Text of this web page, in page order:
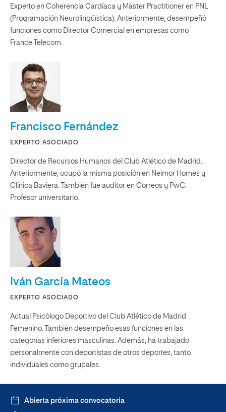
Experto en Coherencia Cardíaca y Máster Practitioner en PNL
(Programación Neurolingüística). Anteriormente, desempeñó
funciones como Director Comercial en empresas como
France Telecom.
Francisco Fernández
EXPERTO ASOCIADO
Director de Recursos Humanos del Club Atlético de Madrid.
Anteriormente, ocupó la misma posición en Neimor Homes y
Clínica Baviera. También fue auditor en Correos y PwC.
Profesor universitario.
Iván García Mateos
EXPERTO ASOCIADO
Actual Psicólogo Deportivo del Club Atlético de Madrid
Femenino. También desempeño esas funciones en las
categorías inferiores masculinas. Además, ha trabajado
personalmente con deportistas de otros deportes, tanto
individuales como grupales.
Abierta próxima convocatoria